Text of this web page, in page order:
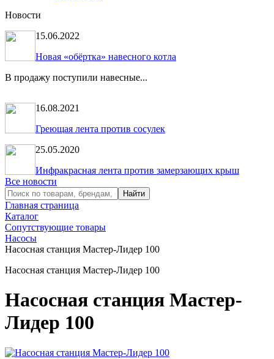
Новости
15.06.2022
Новая «обёртка» навесного котла
В продажу поступили навесные...
16.08.2021
Греющая лента против сосулек
25.05.2020
Инфракрасная лента против замерзающих крыш
Все новости
Главная страница
Каталог
Сопутствующие товары
Насосы
Насосная станция Мастер-Лидер 100
Насосная станция Мастер-Лидер 100
Насосная станция Мастер-
Лидер 100